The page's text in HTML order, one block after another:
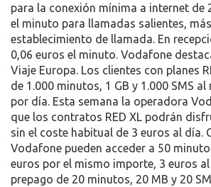
para la conexión mínima a internet de
el minuto para llamadas salientes,
establecimiento de llamada. En
0,06 euros el minuto. Vodafone
Viaje Europa. Los clientes con planes
de 1.000 minutos, 1 GB y 1.000 SMS
por día. Esta semana la operadora
que los contratos RED XL podrán
sin el coste habitual de 3 euros al día.
Vodafone pueden acceder a 50
euros por el mismo importe, 3 euros
prepago de 20 minutos, 20 MB y 20